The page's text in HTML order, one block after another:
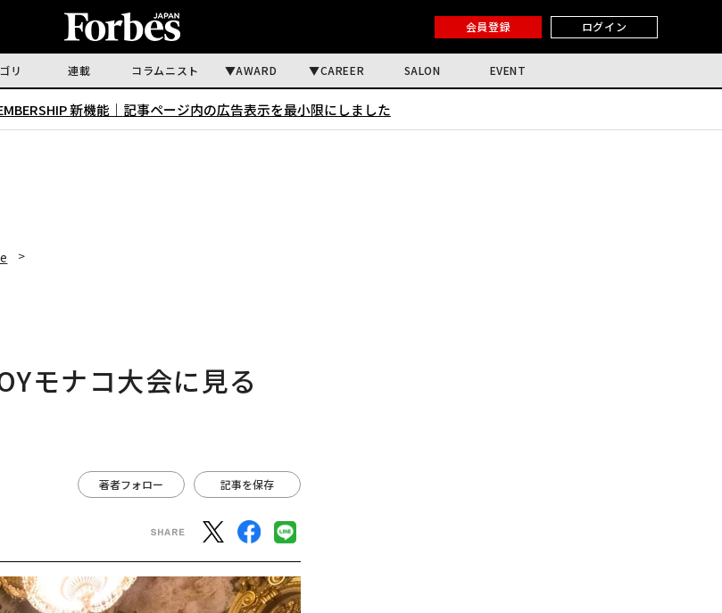
会員登録 ログイン
リ 連載 コラムニスト AWARD CAREER SALON EVENT
新機能｜ 記事ページ内の広告表示を最小限にしました
モナコ大会に見る
著者フォロー 記事を保存